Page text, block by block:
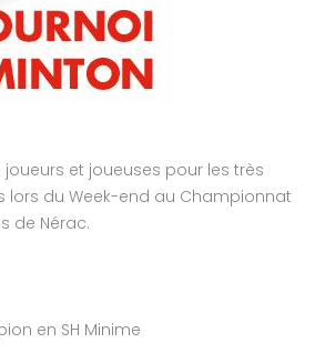
joueurs et joueuses pour les très
lors du Week-end au Championnat
de Nérac.
en SH Minime